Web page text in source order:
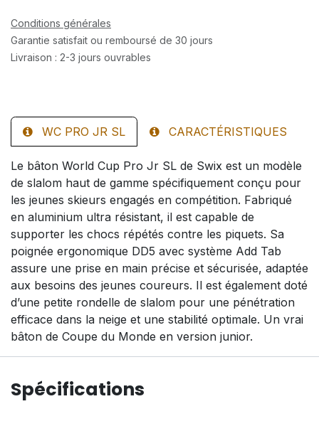
Conditions générales
Garantie satisfait ou remboursé de 30 jours
Livraison : 2-3 jours ouvrables
WC PRO JR SL CARACTÉRISTIQUES
Le bâton World Cup Pro Jr SL de Swix est un modèle
de slalom haut de gamme spécifiquement conçu pour
les jeunes skieurs engagés en compétition. Fabriqué
en aluminium ultra résistant, il est capable de
supporter les chocs répétés contre les piquets. Sa
poignée ergonomique DD5 avec système Add Tab
assure une prise en main précise et sécurisée, adaptée
aux besoins des jeunes coureurs. Il est également doté
d’une petite rondelle de slalom pour une pénétration
efficace dans la neige et une stabilité optimale. Un vrai
bâton de Coupe du Monde en version junior.
Spécifications